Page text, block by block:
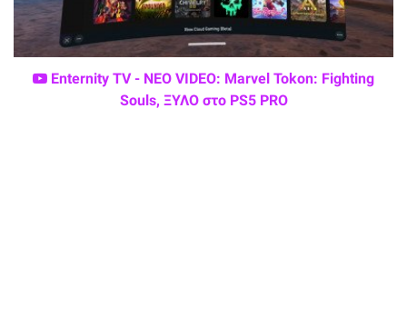
Enternity TV - ΝΕΟ VIDEO: Marvel Tokon: Fighting
Souls, ΞΥΛΟ στο PS5 PRO